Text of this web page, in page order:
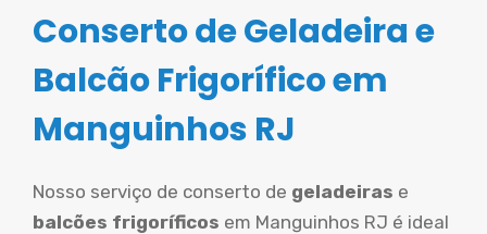
Conserto de Geladeira e
Balcão Frigorífico em
Manguinhos RJ
Nosso serviço de conserto de geladeiras e
balcões frigoríficos em Manguinhos RJ é ideal